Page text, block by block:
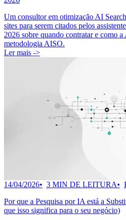
Um consultor em otimização AI
sites para serem citados pelos
2026 sobre quando contratar e como
metodologia AISO.
Ler mais ->
14/04/2026 3 MIN DE LEITURA
Por que a Pesquisa por IA está a
que isso significa para o seu negócio)